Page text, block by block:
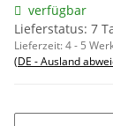
verfügbar
Lieferstatus: 7
Lieferzeit:4 - 5
(DE - Ausland